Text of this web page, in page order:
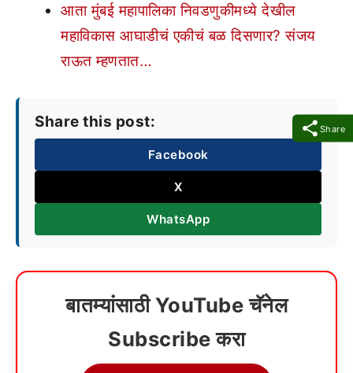
Share
आता मुंबई महापालिका निवडणुकीमध्ये देखील
महाविकास आघाडीचं एकीचं बळ दिसणार? संजय
राऊत म्हणतात…
Share this post:
Facebook
X
WhatsApp
बातम्यांसाठी YouTube चॅनेल
Subscribe करा